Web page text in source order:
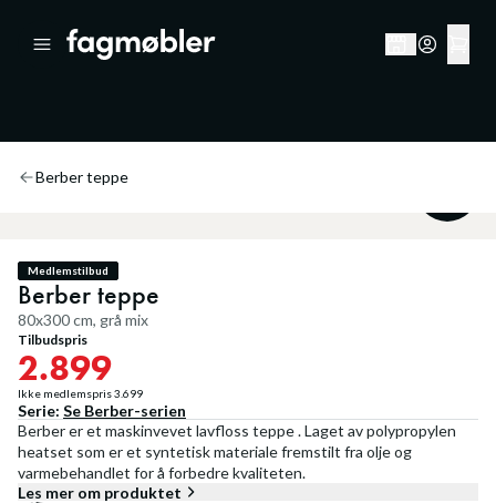
Berber teppe
Medlemstilbud
Berber teppe
80x300 cm, grå mix
Tilbudspris
2.899
Ikke medlemspris3.699
Serie: Se Berber-serien
Berber er et maskinvevet lavfloss teppe . Laget av polypropylen
heatset som er et syntetisk materiale fremstilt fra olje og
varmebehandlet for å forbedre kvaliteten.
Les mer om produktet